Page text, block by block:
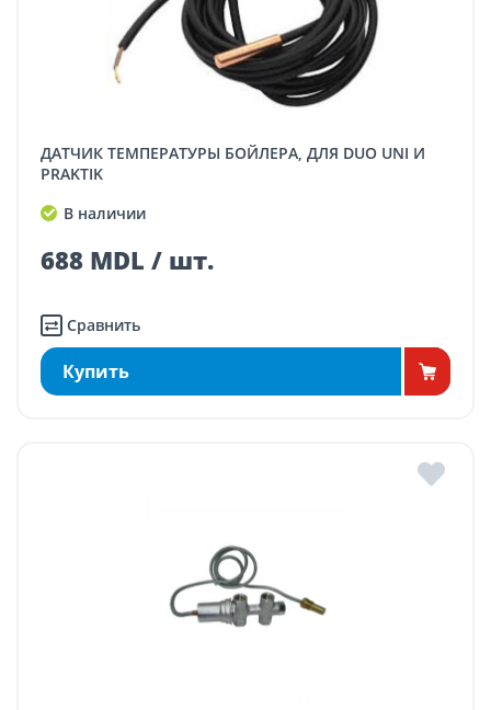
ДАТЧИК ТЕМПЕРАТУРЫ БОЙЛЕРА, ДЛЯ DUO UNI И
PRAKTIK
В наличии
688 MDL / шт.
Сравнить
Купить